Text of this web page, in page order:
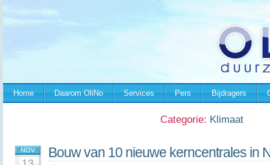
Home Daarom OliNo Services Pers Bijdragers
Categorie: Klimaat
NOV Bouw van 10 nieuwe kerncentrales in